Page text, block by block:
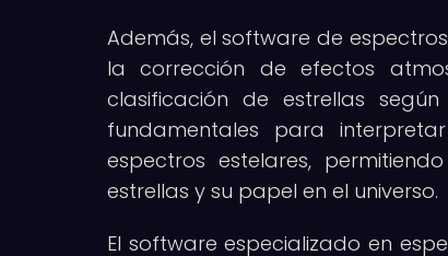
Además, el software de
la corrección de efectos
clasificación de estrellas
fundamentales para
espectros estelares,
estrellas y su papel en el universo.
El software especializado en